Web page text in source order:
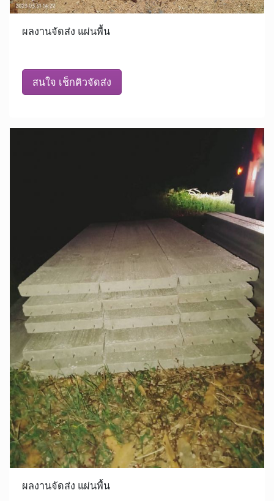
ผลงานจัดส่ง แผ่นพื้น
สนใจ เช็กคิวจัดส่ง
ผลงานจัดส่ง แผ่นพื้น